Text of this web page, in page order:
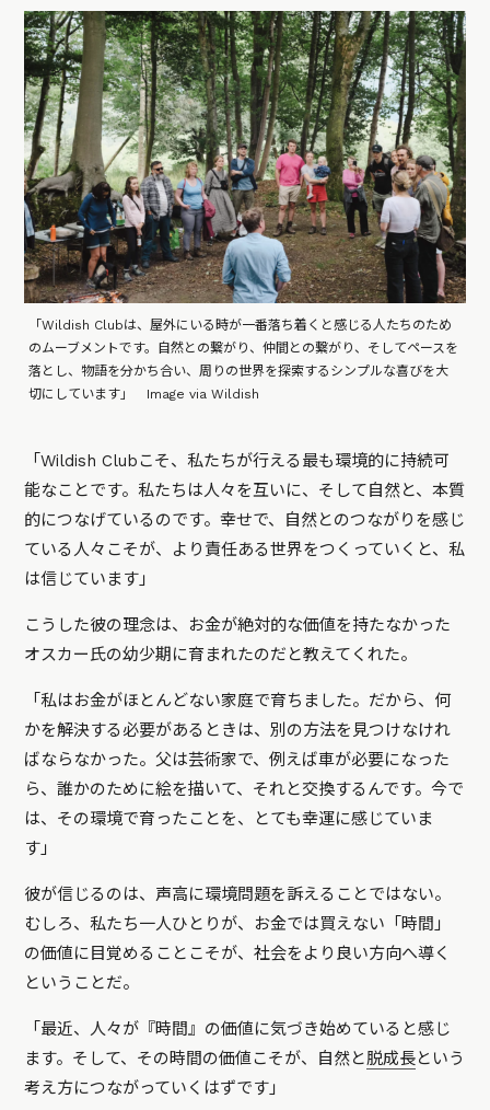
「Wildish Clubは、屋外にいる時が一番落ち着くと感じる人たちのため
のムーブメントです。自然との繋がり、仲間との繋がり、そしてペースを
落とし、物語を分かち合い、周りの世界を探索するシンプルな喜びを大
切にしています」 Image via Wildish
「Wildish Clubこそ、私たちが行える最も環境的に持続可
能なことです。私たちは人々を互いに、そして自然と、本質
的につなげているのです。幸せで、自然とのつながりを感じ
ている人々こそが、より責任ある世界をつくっていくと、私
は信じています」
こうした彼の理念は、お金が絶対的な価値を持たなかった
オスカー氏の幼少期に育まれたのだと教えてくれた。
「私はお金がほとんどない家庭で育ちました。だから、何
かを解決する必要があるときは、別の方法を見つけなけれ
ばならなかった。父は芸術家で、例えば車が必要になった
ら、誰かのために絵を描いて、それと交換するんです。今で
は、その環境で育ったことを、とても幸運に感じていま
す」
彼が信じるのは、声高に環境問題を訴えることではない。
むしろ、私たち一人ひとりが、お金では買えない「時間」
の価値に目覚めることこそが、社会をより良い方向へ導く
ということだ。
「最近、人々が『時間』の価値に気づき始めていると感じ
ます。そして、その時間の価値こそが、自然と脱成長という
考え方につながっていくはずです」